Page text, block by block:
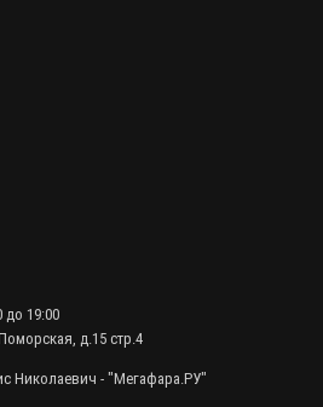
19:00
д.15 стр.4
Николаевич - "Мегафара.РУ"